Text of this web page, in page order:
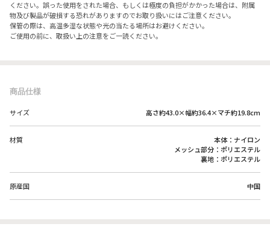
ください。誤った使用をされた場合、もしくは極度の負担がかかった場合は、附属
物及び製品が破損する恐れがありますのでお取り扱いにはご注意ください。
保管の際は、高温多湿な状態や光の当たる場所はお避けください。
ご使用の前に、取扱い上の注意をご一読ください。
商品仕様
サイズ 高さ約43.0×幅約36.4×マチ約19.8cm
材質
本体：ナイロン
メッシュ部分：ポリエステル
裏地：ポリエステル
原産国 中国